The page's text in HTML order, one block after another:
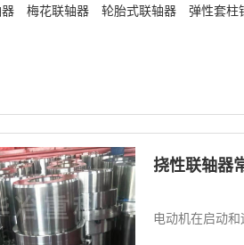
梅花联轴器 轮胎式联轴器 弹性套柱
挠性联轴器
电动机在启动